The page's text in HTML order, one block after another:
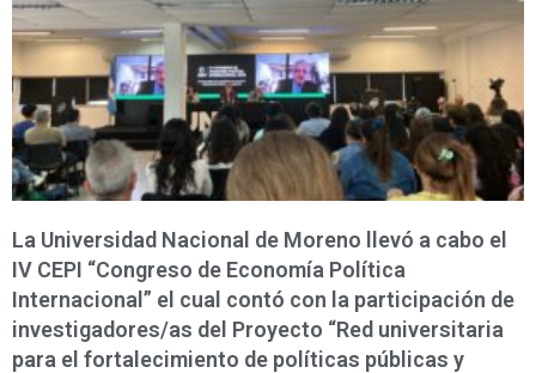
La Universidad Nacional de Moreno llevó a cabo el
IV CEPI “Congreso de Economía Política
Internacional” el cual contó con la participación de
investigadores/as del Proyecto “Red universitaria
para el fortalecimiento de políticas públicas y